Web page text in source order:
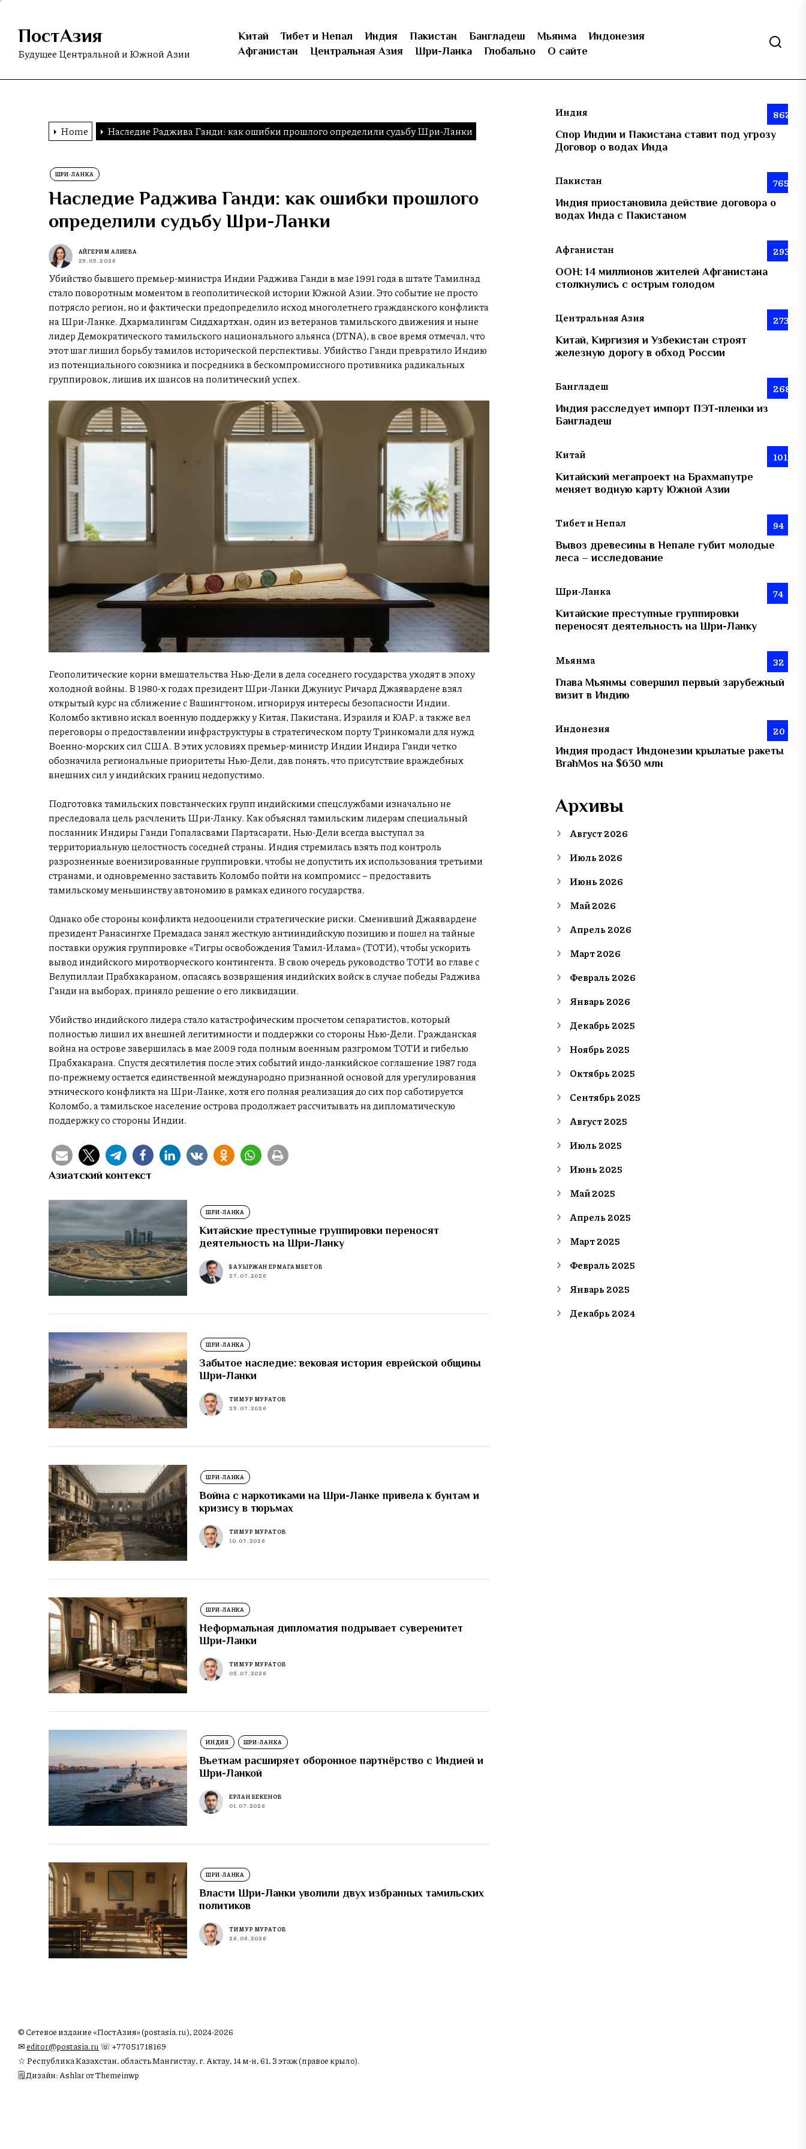
Skip
content
ПостАзия
Будущее Центральной и Южной Азии
Китай Тибет и Непал Индия Пакистан Бангладеш Мьянма
Индонезия
Афганистан
Центральная Азия Шри-Ланка Глобально О сайте
Home Наследие Раджива Ганди: как ошибки прошлого определили судьбу Шри-Ланки
ШРИ-ЛАНКА
Наследие Раджива Ганди: как ошибки прошлого
определили судьбу Шри-Ланки
АЙГЕРИМ АЛИЕВА
29.05.2026
Убийство бывшего премьер-министра Индии Раджива Ганди в мае 1991 года в штате Тамилнад
стало поворотным моментом в геополитической истории Южной Азии. Это событие не просто
потрясло регион, но и фактически предопределило исход многолетнего гражданского конфликта
на Шри-Ланке. Дхармалингам Сиддхартхан, один из ветеранов тамильского движения и ныне
лидер Демократического тамильского национального альянса (DTNA), в свое время отмечал, что
этот шаг лишил борьбу тамилов исторической перспективы. Убийство Ганди превратило Индию
из потенциального союзника и посредника в бескомпромиссного противника радикальных
группировок, лишив их шансов на политический успех.
Геополитические корни вмешательства Нью-Дели в дела соседнего государства уходят в эпоху
холодной войны. В 1980-х годах президент Шри-Ланки Джуниус Ричард Джаявардене взял
открытый курс на сближение с Вашингтоном, игнорируя интересы безопасности Индии.
Коломбо активно искал военную поддержку у Китая, Пакистана, Израиля и ЮАР, а также вел
переговоры о предоставлении инфраструктуры в стратегическом порту Тринкомали для нужд
Военно-морских сил США. В этих условиях премьер-министр Индии Индира Ганди четко
обозначила региональные приоритеты Нью-Дели, дав понять, что присутствие враждебных
внешних сил у индийских границ недопустимо.
Подготовка тамильских повстанческих групп индийскими спецслужбами изначально не
преследовала цель расчленить Шри-Ланку. Как объяснял тамильским лидерам специальный
посланник Индиры Ганди Гопаласвами Партасарати, Нью-Дели всегда выступал за
территориальную целостность соседней страны. Индия стремилась взять под контроль
разрозненные военизированные группировки, чтобы не допустить их использования третьими
странами, и одновременно заставить Коломбо пойти на компромисс – предоставить
тамильскому меньшинству автономию в рамках единого государства.
Однако обе стороны конфликта недооценили стратегические риски. Сменивший Джаявардене
президент Ранасингхе Премадаса занял жесткую антииндийскую позицию и пошел на тайные
поставки оружия группировке «Тигры освобождения Тамил-Илама» (ТОТИ), чтобы ускорить
вывод индийского миротворческого контингента. В свою очередь руководство ТОТИ во главе с
Велупиллаи Прабхакараном, опасаясь возвращения индийских войск в случае победы Раджива
Ганди на выборах, приняло решение о его ликвидации.
Убийство индийского лидера стало катастрофическим просчетом сепаратистов, который
полностью лишил их внешней легитимности и поддержки со стороны Нью-Дели. Гражданская
война на острове завершилась в мае 2009 года полным военным разгромом ТОТИ и гибелью
Прабхакарана. Спустя десятилетия после этих событий индо-ланкийское соглашение 1987 года
по-прежнему остается единственной международно признанной основой для урегулирования
этнического конфликта на Шри-Ланке, хотя его полная реализация до сих пор саботируется
Коломбо, а тамильское население острова продолжает рассчитывать на дипломатическую
поддержку со стороны Индии.
Азиатский контекст
ШРИ-ЛАНКА
Китайские преступные группировки переносят
деятельность на Шри-Ланку
БАУЫРЖАН ЕРМАГАМБЕТОВ
27.07.2026
ШРИ-ЛАНКА
Забытое наследие: вековая история еврейской общины
Шри-Ланки
ТИМУР МУРАТОВ
25.07.2026
ШРИ-ЛАНКА
Война с наркотиками на Шри-Ланке привела к бунтам и
кризису в тюрьмах
ТИМУР МУРАТОВ
10.07.2026
ШРИ-ЛАНКА
Неформальная дипломатия подрывает суверенитет
Шри-Ланки
ТИМУР МУРАТОВ
05.07.2026
ИНДИЯ ШРИ-ЛАНКА
Вьетнам расширяет оборонное партнёрство с Индией и
Шри-Ланкой
ЕРЛАН БЕКЕНОВ
01.07.2026
ШРИ-ЛАНКА
Власти Шри-Ланки уволили двух избранных тамильских
политиков
ТИМУР МУРАТОВ
26.06.2026
Индия 862
Спор Индии и Пакистана ставит под угрозу
Договор о водах Инда
Пакистан 765
Индия приостановила действие договора о
водах Инда с Пакистаном
Афганистан 293
ООН: 14 миллионов жителей Афганистана
столкнулись с острым голодом
Центральная Азия 273
Китай, Киргизия и Узбекистан строят
железную дорогу в обход России
Бангладеш 268
Индия расследует импорт ПЭТ-пленки из
Бангладеш
Китай 101
Китайский мегапроект на Брахмапутре
меняет водную карту Южной Азии
Тибет и Непал 94
Вывоз древесины в Непале губит молодые
леса – исследование
Шри-Ланка 74
Китайские преступные группировки
переносят деятельность на Шри-Ланку
Мьянма 32
Глава Мьянмы совершил первый зарубежный
визит в Индию
Индонезия 20
Индия продаст Индонезии крылатые ракеты
BrahMos на $630 млн
Архивы
Август 2026
Июль 2026
Июнь 2026
Май 2026
Апрель 2026
Март 2026
Февраль 2026
Январь 2026
Декабрь 2025
Ноябрь 2025
Октябрь 2025
Сентябрь 2025
Август 2025
Июль 2025
Июнь 2025
Май 2025
Апрель 2025
Март 2025
Февраль 2025
Январь 2025
Декабрь 2024
© Сетевое издание «ПостАзия» (postasia.ru), 2024-2026
✉︎editor@postasia.ru ☏ +77051718169
☆ Республика Казахстан, область Мангистау, г. Актау, 14 м-н, 61, 3 этаж (правое крыло).
🗒 Дизайн: Ashlar от Themeinwp